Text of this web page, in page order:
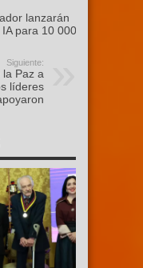
lanzarán
para 10 000
Siguiente:
Paz a
líderes